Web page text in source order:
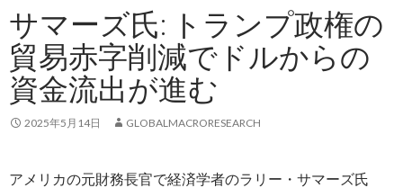
サマーズ氏: トランプ政権の
貿易赤字削減でドルからの
資金流出が進む
2025年5月14日 GLOBALMACRORESEARCH
アメリカの元財務長官で経済学者のラリー・サマーズ氏